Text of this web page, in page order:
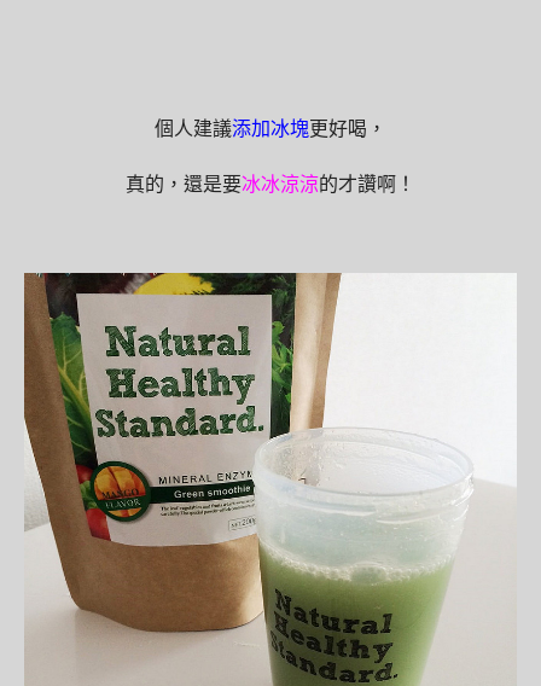
個人建議添加冰塊更好喝，
真的，還是要冰冰涼涼的才讚啊！